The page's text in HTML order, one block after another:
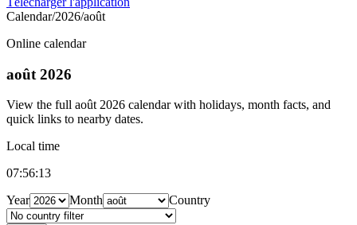
Calendar/2026/août
Online calendar
août 2026
View the full août 2026 calendar with holidays, month facts, and
quick links to nearby dates.
Local time
07:56:14
Year
Month Country